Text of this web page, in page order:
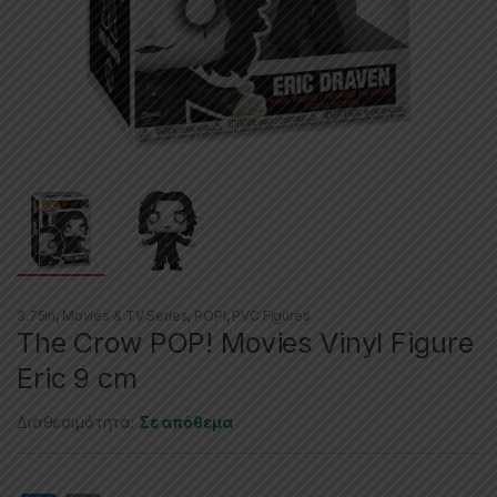
3.75in, Movies & TV Series, POP!, PVC Figures
The Crow POP! Movies Vinyl Figure
Eric 9 cm
Διαθεσιμότητα: Σε απόθεμα